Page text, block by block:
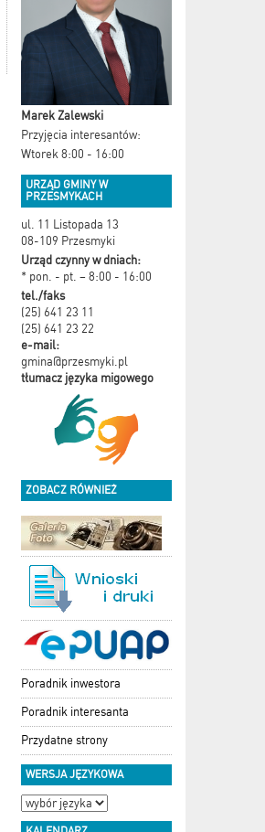
Marek Zalewski
Przyjęcia interesantów:
Wtorek 8:00 - 16:00
URZĄD GMINY W
PRZESMYKACH
ul. 11 Listopada 13
08-109 Przesmyki
Urząd czynny w dniach:
* pon. - pt. – 8:00 - 16:00
tel./faks
(25) 641 23 11
(25) 641 23 22
e-mail:
gmina@przesmyki.pl
tłumacz języka migowego
ZOBACZ RÓWNIEŻ
Poradnik inwestora
Poradnik interesanta
Przydatne strony
WERSJA JĘZYKOWA